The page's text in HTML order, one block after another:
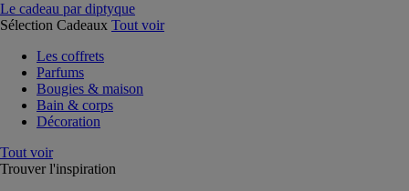
Le cadeau par diptyque
Sélection Cadeaux Tout voir
Les coffrets
Parfums
Bougies & maison
Bain & corps
Décoration
Tout voir
Trouver l'inspiration